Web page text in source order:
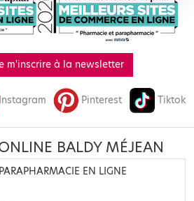
m'inscrire à la newsletter
Instagram Pinterest Tiktok
BALDY MÉJEAN
EN LIGNE